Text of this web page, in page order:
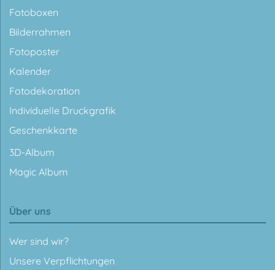
Fotoboxen
Bilderrahmen
Fotoposter
Kalender
Fotodekoration
Individuelle Druckgrafik
Geschenkkarte
3D-Album
Magic Album
Über uns
Wer sind wir?
Unsere Verpflichtungen